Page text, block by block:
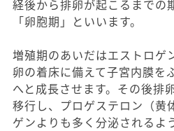
経後から排卵が起こるまでの
「卵胞期」といいます。
増殖期のあいだはエストロゲ
卵の着床に備えて子宮内膜を
へと成長させます。その後排
移行し、プロゲステロン（黄
ゲンよりも多く分泌されるよ